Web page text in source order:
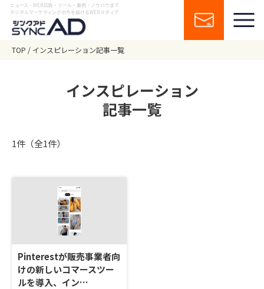
ニュース・WEB広告・ツール・事例・ノウハウまで
デジタルマーケティングの今を届けるWEBメディア
TOP インスピレーション記事一覧
インスピレーション
記事一覧
1件（全1件）
Pinterestが販売事業者向
けの新しいコマースツー
ルを導入、イン…